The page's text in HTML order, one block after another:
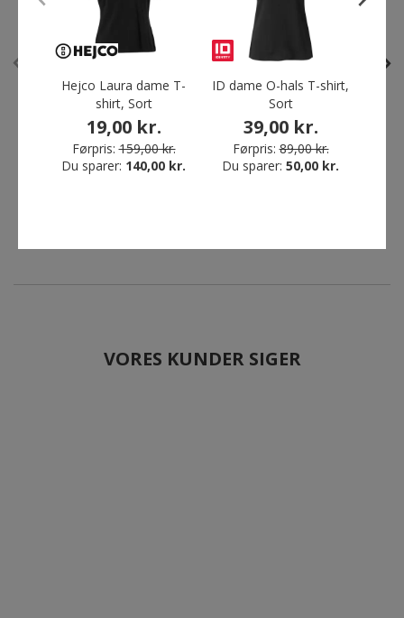
Spar 72%
Tee Jays Power sweatshirt,
Navy
ID hættetrøje, Sort
Fra 249,00 kr.
Hejco Laura dame T-
shirt, Sort
19,00 kr.
Førpris: 159,00 kr.
Du sparer: 140,00 kr.
ID dame O-hals T-shirt,
Sort
39,00 kr.
Førpris: 89,00 kr.
Du sparer: 50,00 kr.
VORES KUNDER SIGER